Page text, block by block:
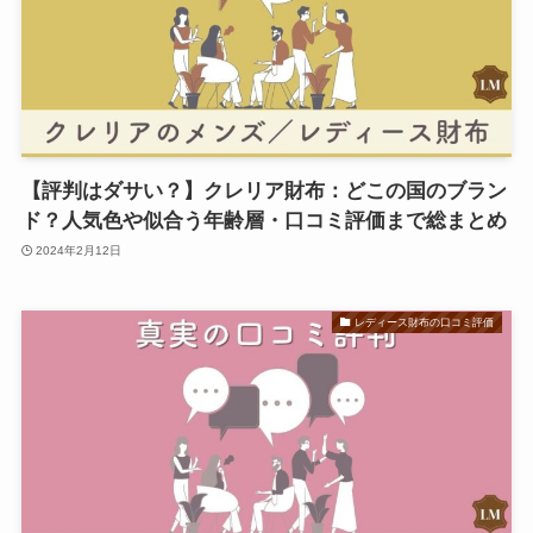
【評判はダサい？】クレリア財布：どこの国のブラン
ド？人気色や似合う年齢層・口コミ評価まで総まとめ
2024年2月12日
レディース財布の口コミ評価